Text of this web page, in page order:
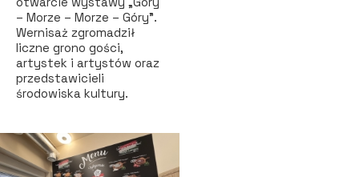
– Morze – Morze – Góry”.
Wernisaż zgromadził
liczne grono gości,
artystek i artystów oraz
przedstawicieli
środowiska kultury.